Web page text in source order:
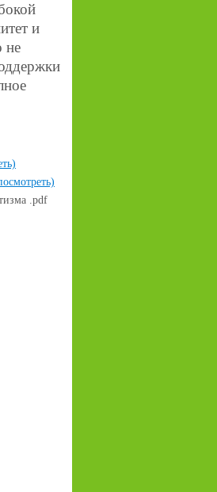
и
не
.pdf